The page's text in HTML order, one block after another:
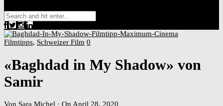
Filmtipps, Schweizer Film 0
«Baghdad in My Shadow» von
Samir
Von Sara Michel · On April 28, 2020